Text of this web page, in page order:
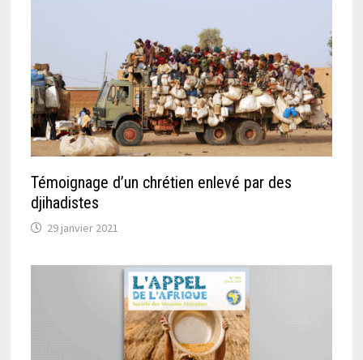
Témoignage d’un chrétien enlevé par des
djihadistes
29 janvier 2021